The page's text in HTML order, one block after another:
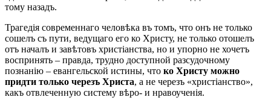
тому назадъ.
Трагедія современнаго человѣка въ томъ, что онъ не только
сошелъ съ пути, ведущаго его ко Христу, не только отошелъ
отъ началъ и завѣтовъ христіанства, но и упорно не хочетъ
воспринять – правда, трудно доступной разсудочному
познанію – евангельской истины, что ко Христу можно
придти только черезъ Христа, а не черезъ «христіанство»,
какъ отвлеченную систему вѣро- и нравоученія.